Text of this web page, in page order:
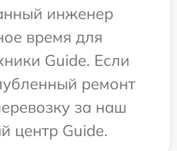
инженер
время для
Guide. Если
ремонт
за наш
центр Guide.